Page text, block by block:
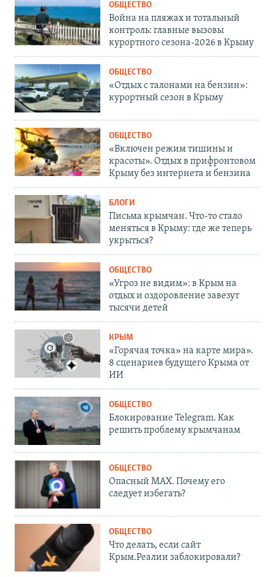
ОБЩЕСТВО
Война на пляжах и тотальный
контроль: главные вызовы
курортного сезона-2026 в Крыму
ОБЩЕСТВО
«Отдых с талонами на бензин»:
курортный сезон в Крыму
ОБЩЕСТВО
«Включен режим тишины и
красоты». Отдых в прифронтовом
Крыму без интернета и бензина
БЛОГИ
Письма крымчан. Что-то стало
меняться в Крыму: где же теперь
укрыться?
ОБЩЕСТВО
«Угроз не видим»: в Крым на
отдых и оздоровление завезут
тысячи детей
КРЫМ
«Горячая точка» на карте мира».
8 сценариев будущего Крыма от
ИИ
ОБЩЕСТВО
Блокирование Telegram. Как
решить проблему крымчанам
ОБЩЕСТВО
Опасный MAX. Почему его
следует избегать?
ОБЩЕСТВО
Что делать, если сайт
Крым.Реалии заблокировали?